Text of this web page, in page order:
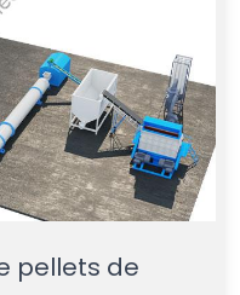
pellets de